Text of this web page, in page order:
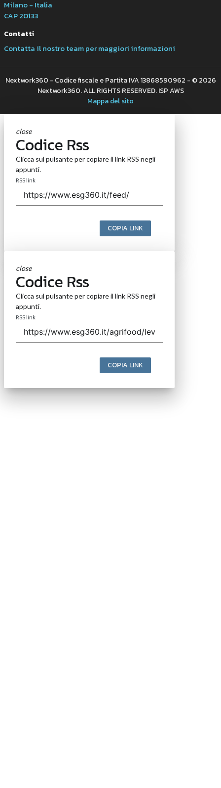
Milano - Italia
CAP 20133
Contatti
Contatta il nostro team per maggiori informazioni
Nextwork360 - Codice fiscale e Partita IVA 13868590962 - © 2026
Nextwork360. ALL RIGHTS RESERVED. ISP AWS
Mappa del sito
close
Codice Rss
Clicca sul pulsante per copiare il link RSS negli
appunti.
RSS link
COPIA LINK
close
Codice Rss
Clicca sul pulsante per copiare il link RSS negli
appunti.
RSS link
COPIA LINK